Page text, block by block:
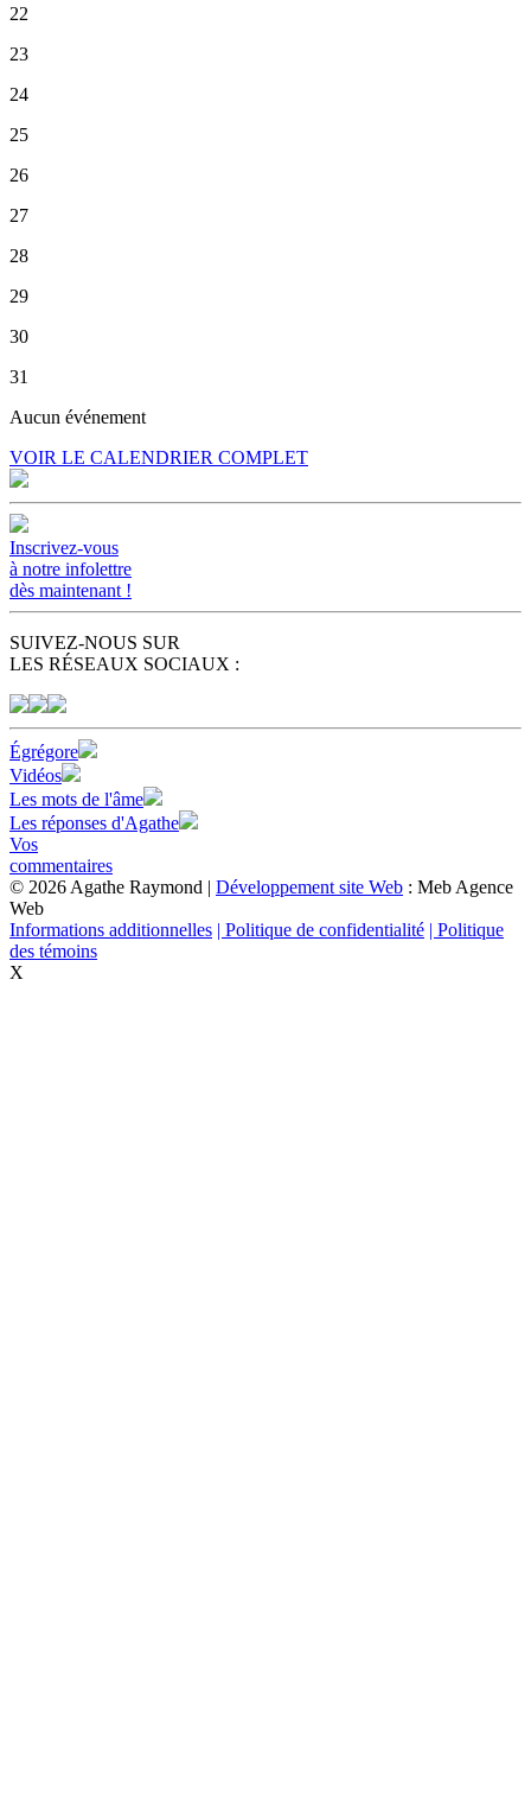
22
23
24
25
26
27
28
29
30
31
Aucun événement
VOIR LE CALENDRIER COMPLET
Inscrivez-vous
à notre infolettre
dès maintenant !
SUIVEZ-NOUS SUR
LES RÉSEAUX SOCIAUX :
Égrégore
Vidéos
Les mots de l'âme
Les réponses d'Agathe
Vos
commentaires
© 2026 Agathe Raymond | Développement site Web : Meb Agence
Web
Informations additionnelles
| Politique de confidentialité
| Politique
des témoins
X